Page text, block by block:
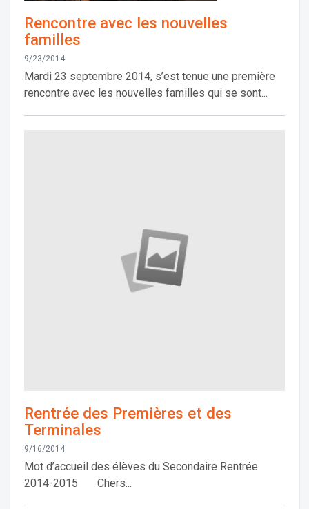
Rencontre avec les nouvelles
familles
9/23/2014
Mardi 23 septembre 2014, s’est tenue une première
rencontre avec les nouvelles familles qui se sont...
Rentrée des Premières et des
Terminales
9/16/2014
Mot d’accueil des élèves du Secondaire Rentrée
2014-2015 Chers...